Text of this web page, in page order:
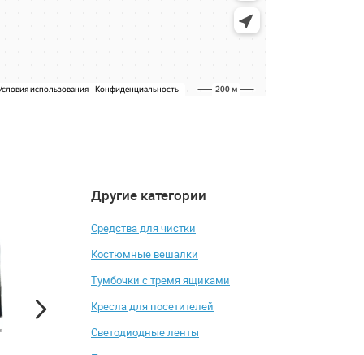
Другие категории
Средства для чистки
Костюмные вешалки
Тумбочки с тремя ящиками
Кресла для посетителей
Светодиодные ленты